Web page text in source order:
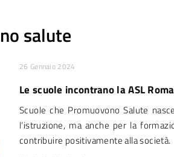
salute
26 Gennaio 2024
Le scuole incontrano la ASL
Scuole che Promuovono Salute
l’istruzione, ma anche per la
contribuire positivamente alla società.